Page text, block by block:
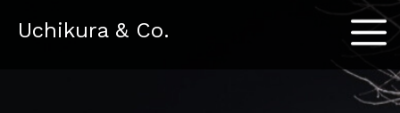
Uchikura & Co. Menu